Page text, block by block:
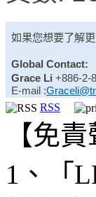
如果您想要了解
Global Contact:
Grace Li +886-2-
E-mail :
RSS
【免責
1、「